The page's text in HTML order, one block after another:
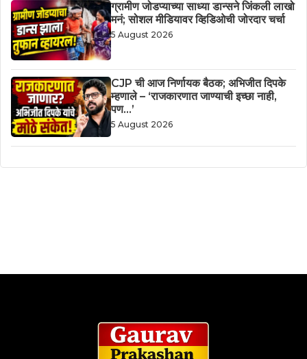
ग्रामीण जोडप्याच्या साध्या डान्सने जिंकली लाखो
मनं; सोशल मीडियावर व्हिडिओची जोरदार चर्चा
5 August 2026
CJP ची आज निर्णायक बैठक; अभिजीत दिपके
म्हणाले – ‘राजकारणात जाण्याची इच्छा नाही,
पण…’
5 August 2026